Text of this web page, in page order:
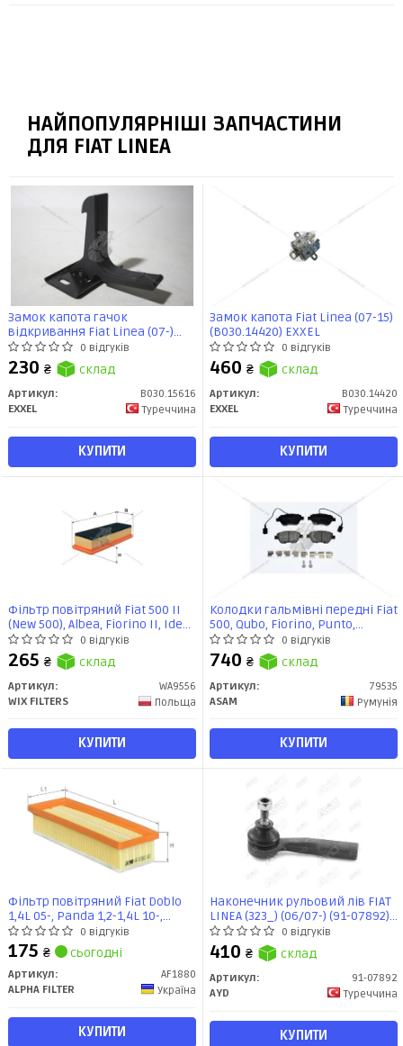
НАЙПОПУЛЯРНІШІ ЗАПЧАСТИНИ
ДЛЯ FIAT LINEA
Замок капота гачок
відкривання Fiat Linea (07-)
(B030.15616) EXXEL
0 відгуків
230 ₴ склад
Артикул:
B030.15616
EXXEL
Туреччина
КУПИТИ
Замок капота Fiat Linea (07-15)
(B030.14420) EXXEL
0 відгуків
460 ₴ склад
Артикул:
B030.14420
EXXEL
Туреччина
КУПИТИ
Фільтр повітряний Fiat 500 II
(New 500), Albea, Fiorino II, Idea,
Linea, Panda II, Punto III
(Grande Punto) (WA9556) WIX
0 відгуків
265 ₴ склад
Артикул:
WA9556
WIX FILTERS
Польща
КУПИТИ
Колодки гальмівні передні Fiat
500, Qubo, Fiorino, Punto,
Linea/Citroen Nemo/ Peugeot
Bipper (79535) Asam
0 відгуків
740 ₴ склад
Артикул:
79535
ASAM
Румунія
КУПИТИ
Фільтр повітряний Fiat Doblo
1,4L 05-, Panda 1,2-1,4L 10-,
Punto 1,2-1,4L 05-, Linea 1,4L 07-,
500 1,2L 07- / Ford KA 1,2L 08- /
Alfa Romeo Mito 1,4L 11-
(AF1880) Альфа
0 відгуків
175 ₴ сьогодні
Артикул:
AF1880
ALPHA FILTER
Україна
КУПИТИ
Наконечник рульовий лів FIAT
LINEA (323_) (06/07-) (91-07892)
AYD
0 відгуків
410 ₴ склад
Артикул:
91-07892
AYD
Туреччина
КУПИТИ